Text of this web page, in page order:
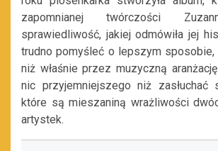
zapomnianej twórczości
sprawiedliwość, jakiej odmówiła jej
trudno pomyśleć o lepszym
niż właśnie przez muzyczną
nic przyjemniejszego niż zasłuchać
które są mieszaniną wrażliwości
artystek.